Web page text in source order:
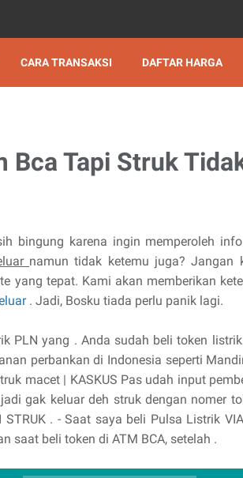
CARA TRANSAKSI DAFTAR HARGA
Bca Tapi Struk
bingung karena ingin memperoleh
namun tidak ketemu juga? Jangan
yang tepat. Kami akan memberikan
. Jadi, Bosku tiada perlu panik lagi.
PLN yang . Anda sudah beli token
perbankan di Indonesia seperti
macet | KASKUS Pas udah input
gak keluar deh struk dengan nomer
STRUK . - Saat saya beli Pulsa Listrik
saat beli token di ATM BCA, setelah .